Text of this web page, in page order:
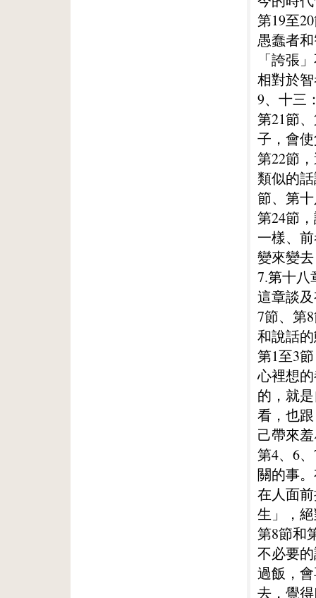
第19至
愚蠢者
「誇張
相對於
9、十三
第21節
子，會
第22節
類似的
節、第
第24節
一樣、
變來變
7.第十八
這章談
7節、第
和說話
第1至3
心裡想
的，就
看，也
己帶來
第4、6
關的事
在人面
生」，
第8節和
不必要
過飯，
去，覺